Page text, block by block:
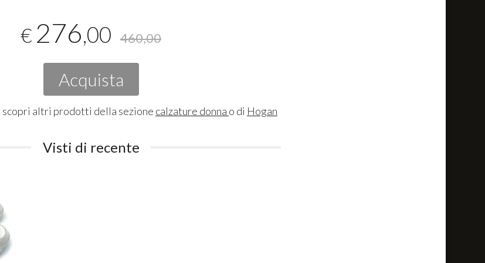
€ 276,00 460,00
Acquista
scopri altri prodotti della sezione calzature donna o di Hogan
Visti di recente